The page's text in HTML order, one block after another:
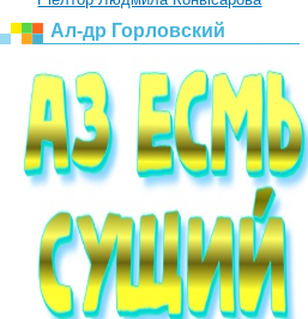
Ал-др Горловский